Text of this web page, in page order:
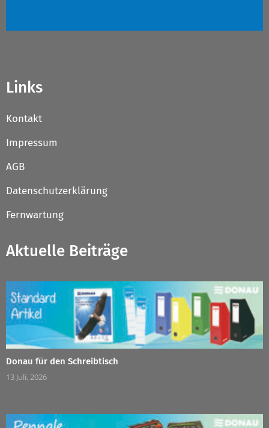
Links
Kontakt
Impressum
AGB
Datenschutzerklärung
Fernwartung
Aktuelle Beiträge
Donau für den Schreibtisch
13 Juli, 2026